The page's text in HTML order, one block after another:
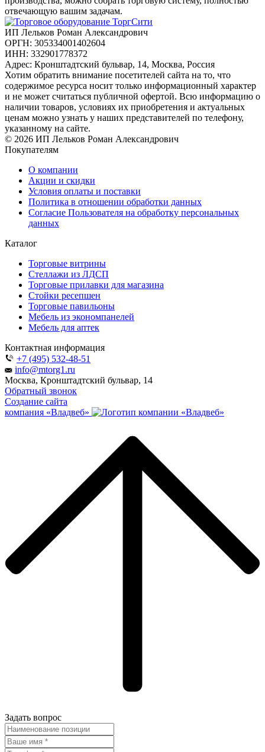
отвечающую вашим задачам.
ИП Лельков Роман Александрович
ОРГН: 305334001402604
ИНН: 332901778372
Адрес: Кронштадтский бульвар, 14, Москва, Россия
Хотим обратить внимание посетителей сайта на то, что
содержимое ресурса носит только информационный характер
и не может считаться публичной офертой. Всю информацию о
наличии товаров, условиях их приобретения и актуальных
ценам можно узнать у наших представителей по телефону,
указанному на сайте.
© 2026 ИП Лельков Роман Александрович
Покупателям
О компании
Акции и скидки
Условия оплаты и поставки
Политика в отношении обработки данных
Согласие Пользователя на обработку персональных
данных
Каталог
Торговые витрины
Стеллажи из ЛДСП
Торговые прилавки для магазина
Стойки ресепшен
Торговые павильоны
Мебель из экономпанелей
Мебель для аптек
Контактная информация
+7 (495) 532-48-51
info@mtorg1.ru
Москва, Кронштадтский бульвар, 14
Обратный звонок
Создание сайта
компания «Владвеб»
Задать вопрос